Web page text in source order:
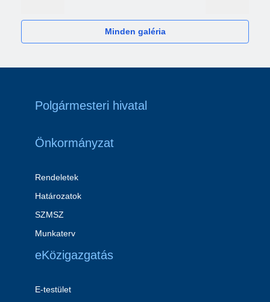
Minden galéria
Polgármesteri hivatal
Önkormányzat
Rendeletek
Határozatok
SZMSZ
Munkaterv
eKözigazgatás
E-testület